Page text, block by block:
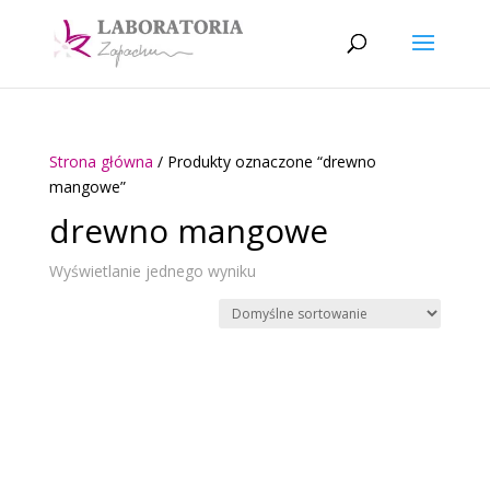
Strona główna / Produkty oznaczone “drewno
mangowe”
drewno mangowe
Wyświetlanie jednego wyniku